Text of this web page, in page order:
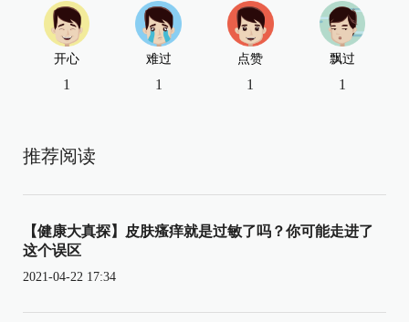
开心
1
难过
1
点赞
1
飘过
1
推荐阅读
【健康大真探】皮肤瘙痒就是过敏了吗？你可能走进了
这个误区
2021-04-22 17:34